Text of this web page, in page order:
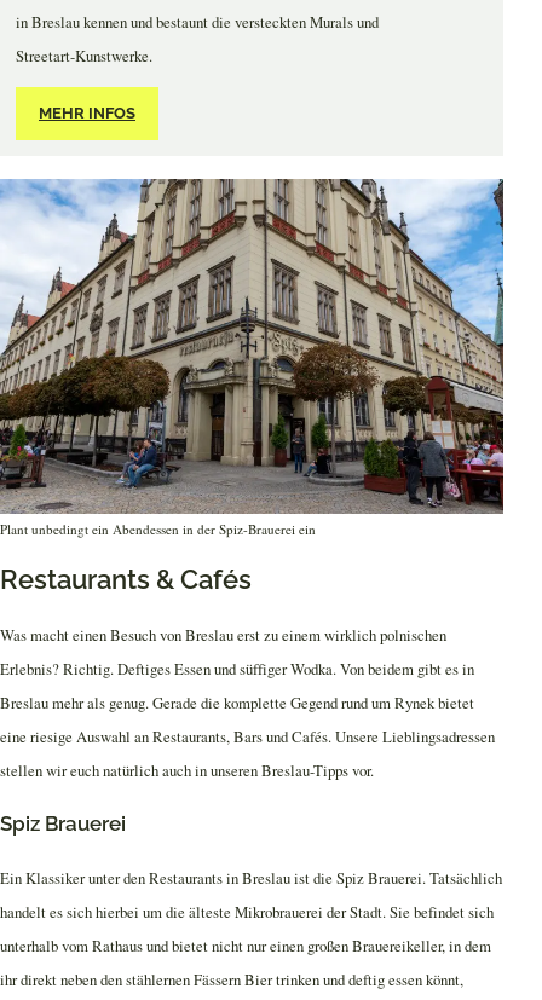
in Breslau kennen und bestaunt die versteckten Murals und
Streetart-Kunstwerke.
MEHR INFOS
Plant unbedingt ein Abendessen in der Spiz-Brauerei ein
Restaurants & Cafés
Was macht einen Besuch von Breslau erst zu einem wirklich polnischen
Erlebnis? Richtig. Deftiges Essen und süffiger Wodka. Von beidem gibt es in
Breslau mehr als genug. Gerade die komplette Gegend rund um Rynek bietet
eine riesige Auswahl an Restaurants, Bars und Cafés. Unsere Lieblingsadressen
stellen wir euch natürlich auch in unseren Breslau-Tipps vor.
Spiz Brauerei
Ein Klassiker unter den Restaurants in Breslau ist die Spiz Brauerei. Tatsächlich
handelt es sich hierbei um die älteste Mikrobrauerei der Stadt. Sie befindet sich
unterhalb vom Rathaus und bietet nicht nur einen großen Brauereikeller, in dem
ihr direkt neben den stählernen Fässern Bier trinken und deftig essen könnt,